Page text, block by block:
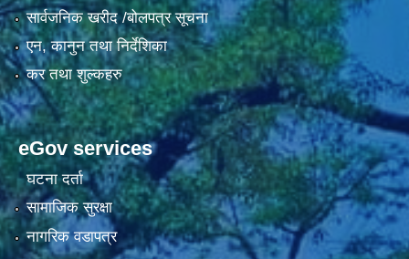
सार्वजनिक खरीद /बोलपत्र सूचना
एन, कानुन तथा निर्देशिका
कर तथा शुल्कहरु
eGov services
घटना दर्ता
सामाजिक सुरक्षा
नागरिक वडापत्र